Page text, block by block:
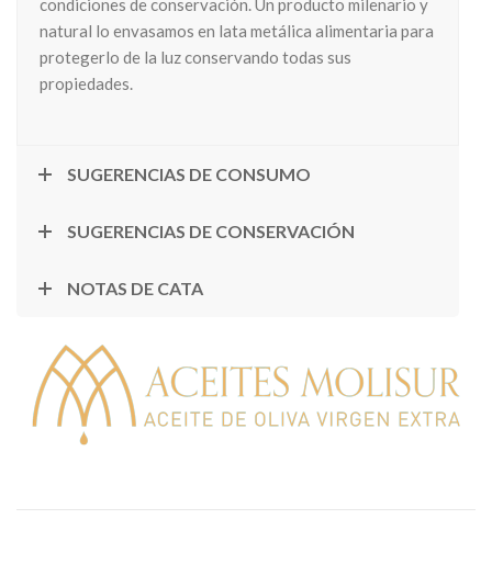
condiciones de conservación. Un producto milenario y
natural lo envasamos en lata metálica alimentaria para
protegerlo de la luz conservando todas sus
propiedades.
SUGERENCIAS DE CONSUMO
SUGERENCIAS DE CONSERVACIÓN
NOTAS DE CATA